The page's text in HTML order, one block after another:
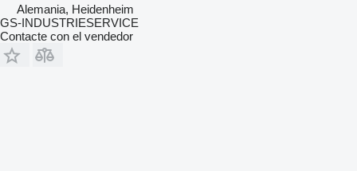
Alemania, Heidenheim
GS-INDUSTRIESERVICE
Contacte con el vendedor